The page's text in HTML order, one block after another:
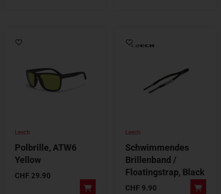
Leech
Polbrille, ATW6
Yellow
CHF 29.90
Leech
Schwimmendes
Brillenband /
Floatingstrap, Black
CHF 9.90